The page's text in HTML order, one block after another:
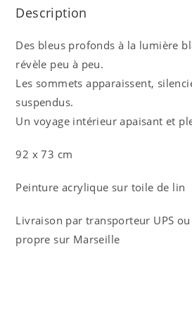
Description
Des bleus profonds à la lumière
révèle peu à peu.
Les sommets apparaissent,
suspendus.
Un voyage intérieur apaisant et
92 x 73 cm
Peinture acrylique sur toile de lin
Livraison par transporteur UPS
propre sur Marseille